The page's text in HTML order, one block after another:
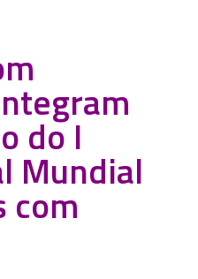
do I
Mundial
com